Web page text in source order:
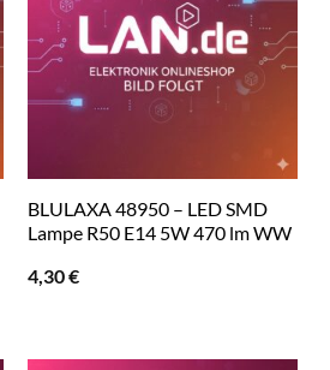
BLULAXA 48950 – LED SMD
Lampe R50 E14 5W 470 lm WW
4,30€